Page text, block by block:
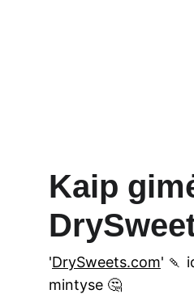
Kaip
'DrySweets.com' 🍡
mintyse 🤔